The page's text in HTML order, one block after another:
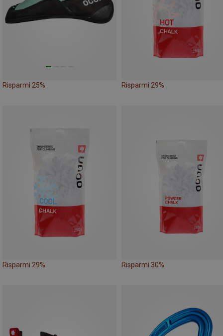
Risparmi 25% Risparmi 29%
Risparmi 29% Risparmi 30%